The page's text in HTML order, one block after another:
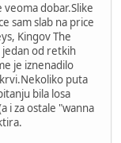
veoma dobar.Slike
sam slab na price
Kingov The
jedan od retkih
je iznenadilo
puta
bila losa
i za ostale "wanna